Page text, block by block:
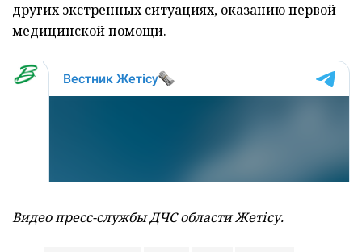
других экстренных ситуациях, оказанию первой
медицинской помощи.
Видео пресс-службы ДЧС области Жетісу.